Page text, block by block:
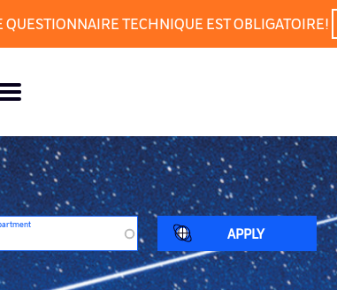
TECHNIQUE EST OBLIGATOIRE!